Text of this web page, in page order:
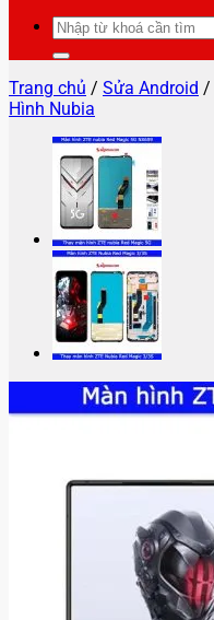
Tìm
kiếm:
Trang chủ / Sửa Android /
Hình Nubia